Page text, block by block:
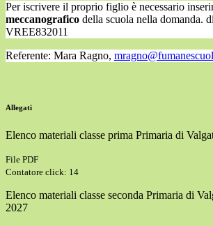
Per iscrivere il proprio figlio è necessario
meccanografico della scuola nella domanda.
VREE832011
Referente: Mara Ragno,
Allegati
Elenco materiali classe prima Primaria di
File PDF
Contatore click: 14
Elenco materiali classe seconda Primaria di
2027